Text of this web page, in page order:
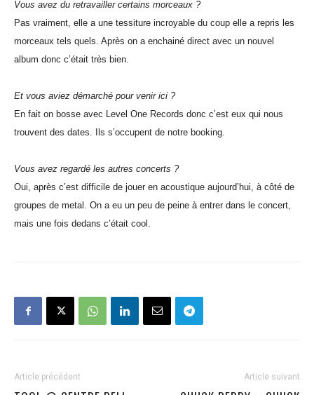
Vous avez du retravailler certains morceaux ?
Pas vraiment, elle a une tessiture incroyable du coup elle a repris les
morceaux tels quels. Après on a enchainé direct avec un nouvel
album donc c’était très bien.
Et vous aviez démarché pour venir ici ?
En fait on bosse avec Level One Records donc c’est eux qui nous
trouvent des dates. Ils s’occupent de notre booking.
Vous avez regardé les autres concerts ?
Oui, après c’est difficile de jouer en acoustique aujourd’hui, à côté de
groupes de metal. On a eu un peu de peine à entrer dans le concert,
mais une fois dedans c’était cool.
Article précédent Article suivant